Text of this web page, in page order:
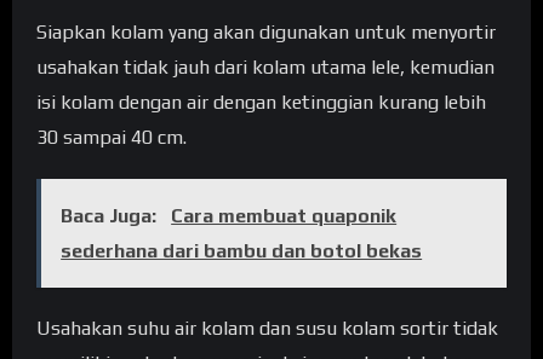
Siapkan kolam yang akan digunakan untuk menyortir
usahakan tidak jauh dari kolam utama lele, kemudian
isi kolam dengan air dengan ketinggian kurang lebih
30 sampai 40 cm.
Baca Juga:
Cara membuat quaponik
sederhana dari bambu dan botol bekas
Usahakan suhu air kolam dan susu kolam sortir tidak